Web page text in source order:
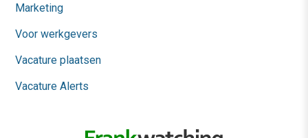
Marketing
Voor werkgevers
Vacature plaatsen
Vacature Alerts